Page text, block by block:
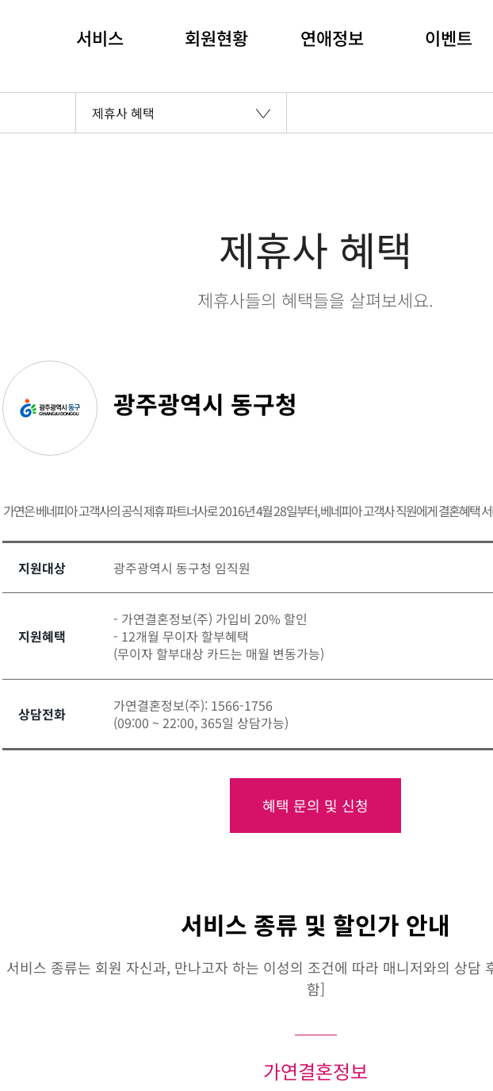
서비스 회원현황 연애정보 이벤트
제휴사 혜택
제휴사 혜택
제휴사들의 혜택들을 살펴보세요.
광주광역시 동구청
가연은 베네피아 고객사의 공식 제휴 파트너사로2016년 4월28일부터, 베네피아 고객사 직원에게 결혼혜택
지원대상 광주광역시 동구청 임직원
지원혜택
- 가연결혼정보(주) 가입비 20% 할인
- 12개월 무이자 할부혜택
(무이자 할부대상 카드는 매월 변동가능)
상담전화
가연결혼정보(주): 1566-1756
(09:00 ~ 22:00, 365일 상담가능)
혜택 문의 및 신청
서비스 종류 및 할인가 안내
서비스 종류는 회원 자신과, 만나고자 하는 이성의 조건에 따라 매니저와의 상담
함]
가연결혼정보